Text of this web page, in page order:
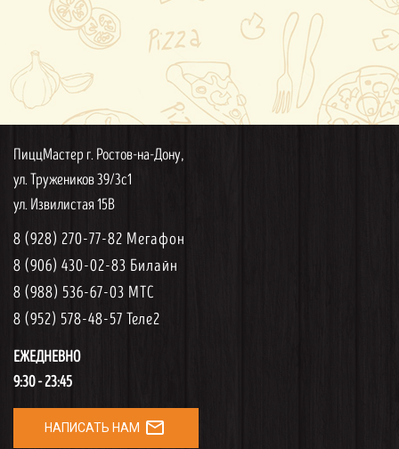
ПиццМастер г. Ростов-на-Дону,
ул. Тружеников 39/3с1
ул. Извилистая 15В
8 (928) 270-77-82 Мегафон
8 (906) 430-02-83 Билайн
8 (988) 536-67-03 МТС
8 (952) 578-48-57 Теле2
ЕЖЕДНЕВНО
9:30 - 23:45
НАПИСАТЬ НАМ mail_outline